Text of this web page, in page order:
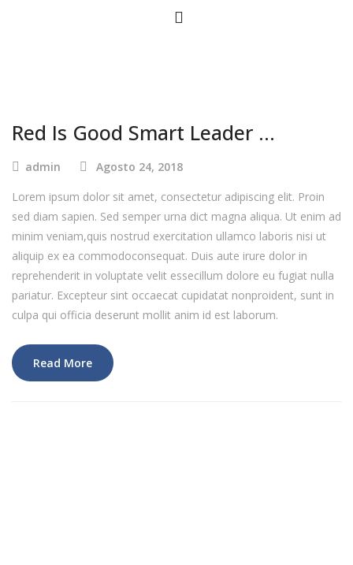
Red Is Good Smart Leader …
admin
Agosto 24, 2018
Lorem ipsum dolor sit amet, consectetur adipiscing elit. Proin
sed diam sapien. Sed semper urna dict magna aliqua. Ut enim ad
minim veniam,quis nostrud exercitation ullamco laboris nisi ut
aliquip ex ea commodoconsequat. Duis aute irure dolor in
reprehenderit in voluptate velit essecillum dolore eu fugiat nulla
pariatur. Excepteur sint occaecat cupidatat nonproident, sunt in
culpa qui officia deserunt mollit anim id est laborum.
Read More